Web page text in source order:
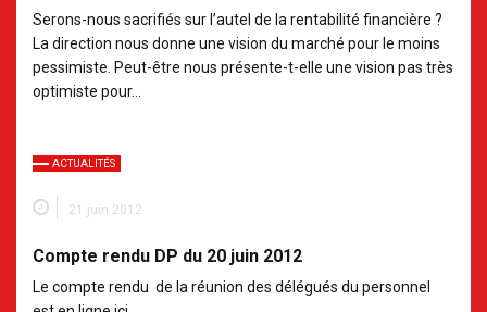
Serons-nous sacrifiés sur l’autel de la rentabilité financière ?
La direction nous donne une vision du marché pour le moins
pessimiste. Peut-être nous présente-t-elle une vision pas très
optimiste pour…
ACTUALITÉS
21 juin 2012
Compte rendu DP du 20 juin 2012
Le compte rendu de la réunion des délégués du personnel